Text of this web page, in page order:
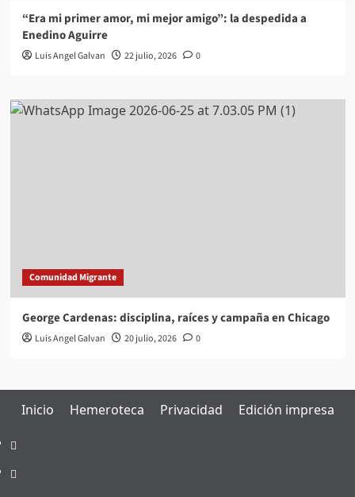
“Era mi primer amor, mi mejor amigo”: la despedida a
Enedino Aguirre
Luis Angel Galvan 22 julio, 2026 0
Comunidad Migrante
George Cardenas: disciplina, raíces y campaña en Chicago
Luis Angel Galvan 20 julio, 2026 0
Inicio Hemeroteca Privacidad Edición impresa
Inicio
Hemeroteca